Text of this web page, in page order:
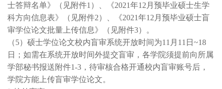
士答辩名单》（见附件1）、《2021年12月预毕业硕士生学
科方向信息表》（见附件2）、《2021年12月预毕业硕士盲
审学位论文批量上传信息》（见附件3）。
（5）硕士学位论文校内盲审系统开放时间为11月11日~18
日；如需在系统开放时间外提交盲审，各学院须提前向所属
学部秘书报送附件1-3，待审核合格开通校内盲审账号后，
学院方能上传盲审学位论文。